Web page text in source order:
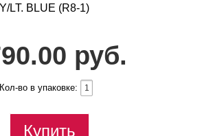
LT. BLUE (R8-1)
руб.
Кол-во в упаковке:
Купить